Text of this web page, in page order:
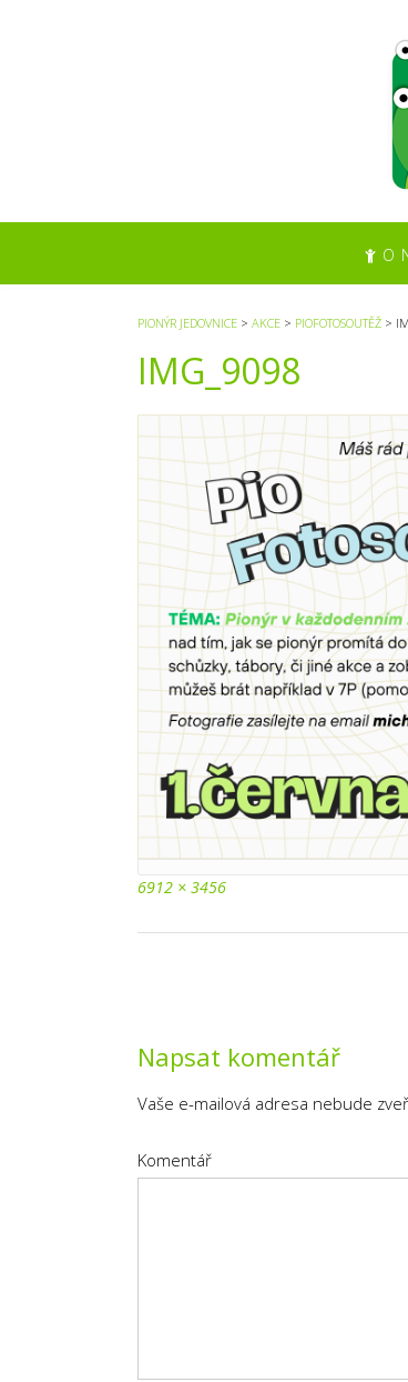
n
O
PIONÝR JEDOVNICE > AKCE > PIOFOTOSOUTĚŽ >
IMG_9098
Full
6912 × 3456
Napsat komentář
Vaše e-mailová adresa nebude
Komentář